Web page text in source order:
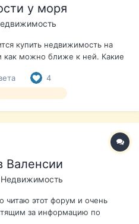
у моря
купить недвижимость на
как можно ближе к ней. Какие
то необходимо в
на аренду недвижимости, -
4
Валенсии
Недвижимость
читаю этот форум и очень
за информацию по